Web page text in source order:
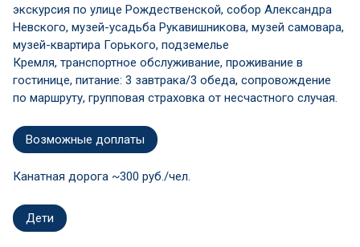
экскурсия по улице Рождественской, собор Александра
Невского, музей-усадьба Рукавишникова, музей самовара,
музей-квартира Горького, подземелье
Кремля, транспортное обслуживание, проживание в
гостинице, питание: 3 завтрака/3 обеда, сопровождение
по маршруту, групповая страховка от несчастного случая.
Возможные доплаты
Канатная дорога ~300 руб./чел.
Дети